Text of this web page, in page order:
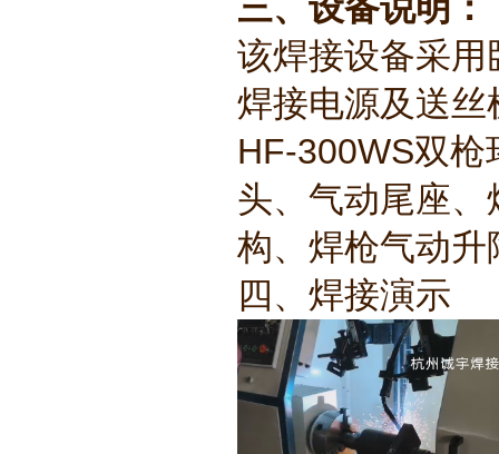
该焊接设备采
焊接电源及送
HF-300WS双
头、气动尾座
构、焊枪气动
四、焊接演示